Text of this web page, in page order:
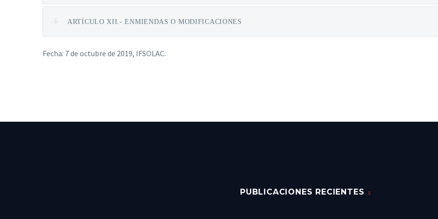
ARTÍCULO XII.- ENMIENDAS O MODIFICACIONES
Fecha: 7 de octubre de 2019, IFSOLAC.
PUBLICACIONES RECIENTES